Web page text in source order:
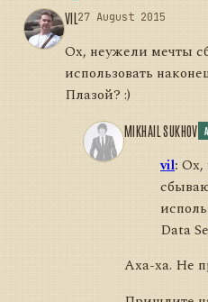
VIL27 August 2015
Ох, неужели мечты
использовать
Плазой? :)
MIKHAIL SUKHOV
vil: Ох,
Data
Аха-ха. Не